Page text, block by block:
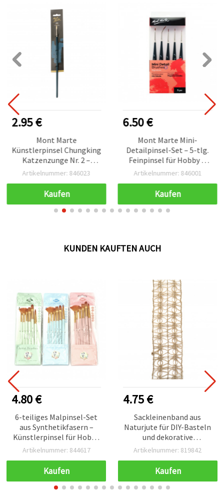
2.95 €
Mont Marte
Künstlerpinsel Chungking
Katzenzunge Nr. 2 –
Profi-Serie Ölpinsel,
Artikelnummer: 846023
Kaufen
6.50 €
Mont Marte Mini-
Detailpinsel-Set – 5-tlg.
Feinpinsel für Hobby &
Basteln
Artikelnummer: 846001
Kaufen
KUNDEN KAUFTEN AUCH
4.80 €
6-teiliges Malpinsel-Set
aus Synthetikfasern –
Künstlerpinsel für Hobby
& Basteln
Artikelnummer: 844617
Kaufen
4.75 €
Sackleinenband aus
Naturjute für DIY-Basteln
und dekorative
Anwendungen, 5 cm x 500
Artikelnummer: 819842
Kaufen